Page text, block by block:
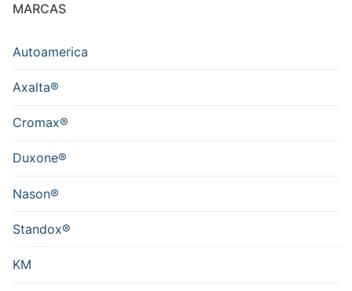
MARCAS
Autoamerica
Axalta®
Cromax®
Duxone®
Nason®
Standox®
KM